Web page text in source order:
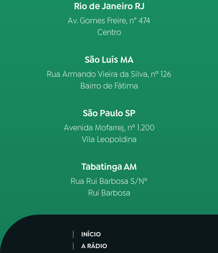
Rio de Janeiro RJ
Av. Gomes Freire, n° 474
Centro
São Luís MA
Rua Armando Vieira da Silva, nº 126
Bairro de Fátima
São Paulo SP
Avenida Mofarrej, nº 1.200
Vila Leopoldina
Tabatinga AM
Rua Rui Barbosa S/Nº
Rui Barbosa
INÍCIO
A RÁDIO